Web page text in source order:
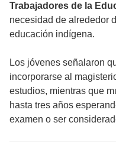
Trabajadores de la
necesidad de alrededor
educación indígena.
Los jóvenes señalaron
incorporarse al
estudios, mientras que
hasta tres años
examen o ser